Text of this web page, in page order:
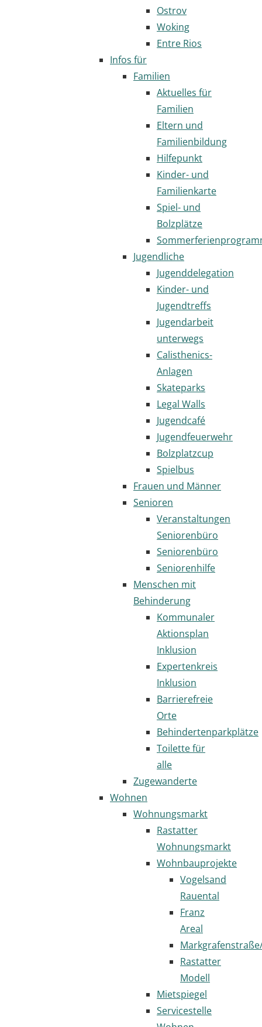
Ostrov
Woking
Entre Rios
Infos für
Familien
Aktuelles für
Familien
Eltern und
Familienbildung
Hilfepunkt
Kinder- und
Familienkarte
Spiel- und
Bolzplätze
Jugendliche
Jugenddelegation
Kinder- und
Jugendtreffs
Jugendarbeit
unterwegs
Calisthenics-
Anlagen
Skateparks
Legal Walls
Jugendcafé
Jugendfeuerwehr
Bolzplatzcup
Spielbus
Frauen und Männer
Senioren
Veranstaltungen
Seniorenbüro
Seniorenbüro
Seniorenhilfe
Menschen mit
Behinderung
Kommunaler
Aktionsplan
Inklusion
Expertenkreis
Inklusion
Barrierefreie
Orte
Behindertenparkplätze
Toilette für
alle
Zugewanderte
Wohnen
Wohnungsmarkt
Rastatter
Wohnungsmarkt
Wohnbauprojekte
Vogelsand
Rauental
Franz
Areal
Rastatter
Modell
Mietspiegel
Servicestelle